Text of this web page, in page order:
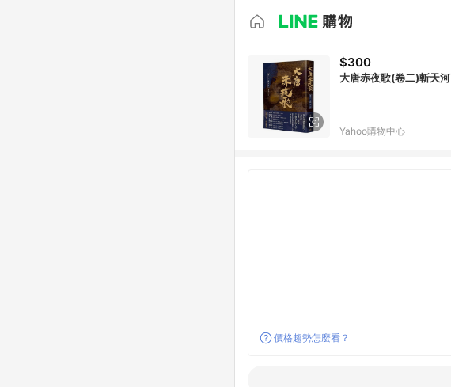
$300
大唐赤夜歌(卷二)斬天河
Yahoo購物中心
價格趨勢怎麼看？